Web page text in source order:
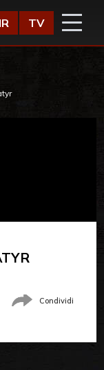
TV
Condividi